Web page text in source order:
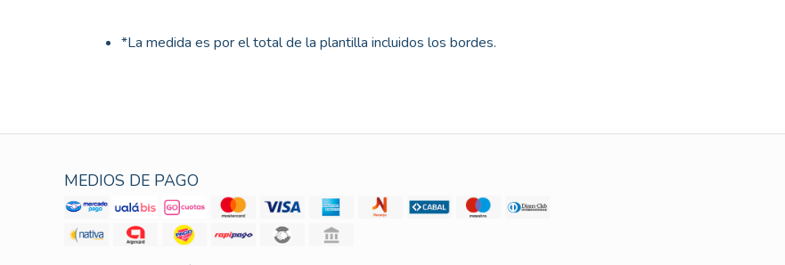
*La medida es por el total de la plantilla incluidos los bordes.
MEDIOS DE PAGO